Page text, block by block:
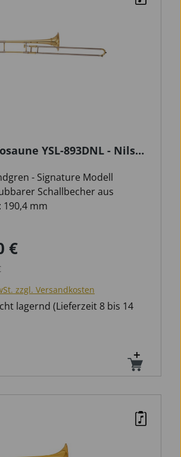
YSL-893DNL - Nils
- Signature Modell
Schallbecher aus
190,4 mm
€
zzgl. Versandkosten
lagernd (Lieferzeit 8 bis 14